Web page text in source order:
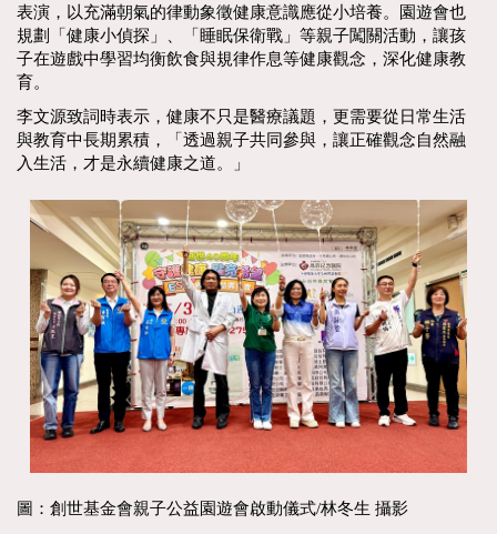
表演，以充滿朝氣的律動象徵健康意識應從小培養。園遊會也
規劃「健康小偵探」、「睡眠保衛戰」等親子闖關活動，讓孩
子在遊戲中學習均衡飲食與規律作息等健康觀念，深化健康教
育。
李文源致詞時表示，健康不只是醫療議題，更需要從日常生活
與教育中長期累積，「透過親子共同參與，讓正確觀念自然融
入生活，才是永續健康之道。」
圖：創世基金會親子公益園遊會啟動儀式/林冬生 攝影